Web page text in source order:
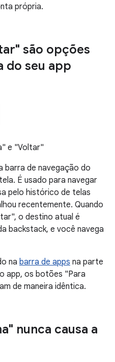
própria.
são opções
do seu app
e "Voltar"
barra de navegação do
É usado para navegar
pelo histórico de telas
recentemente. Quando
o destino atual é
backstack, e você navega
na barra de apps na parte
app, os botões "Para
de maneira idêntica.
nunca causa a